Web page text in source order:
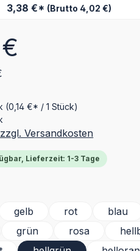
3,38 €* (Brutto 4,02 €)
(0,14 €* / 1 Stück)
Versandkosten
Lieferzeit: 1-3 Tage
gelb rot blau
grün rosa